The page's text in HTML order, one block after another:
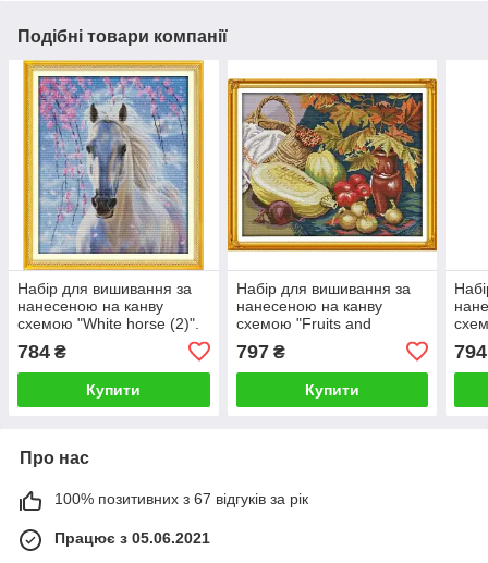
Подібні товари компанії
Набір для вишивання за
нанесеною на канву
схемою "White horse (2)".
AIDA 14CT printed, 36*42
см
784 ₴
Купити
Набір для вишивання за
нанесеною на канву
схемою "Fruits and
printed 44*36 см
797₴
Купити
794
Про нас
100% позитивних з 67 відгуків за рік
Працює з 05.06.2021